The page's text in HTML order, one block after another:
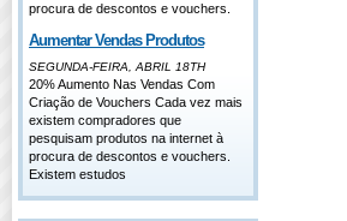
procura de descontos e vouchers.
Aumentar Vendas Produtos
SEGUNDA-FEIRA, ABRIL 18TH
20% Aumento Nas Vendas Com
Criação de Vouchers Cada vez mais
existem compradores que
pesquisam produtos na internet à
procura de descontos e vouchers.
Existem estudos